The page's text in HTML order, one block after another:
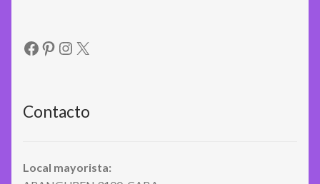
Facebook
Pinterest
Instagram
X
Contacto
Local mayorista: